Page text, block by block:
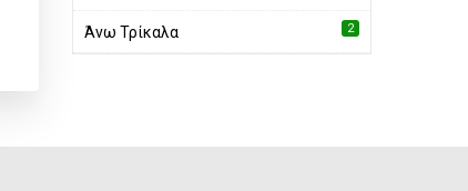
Άνω Τρίκαλα 2